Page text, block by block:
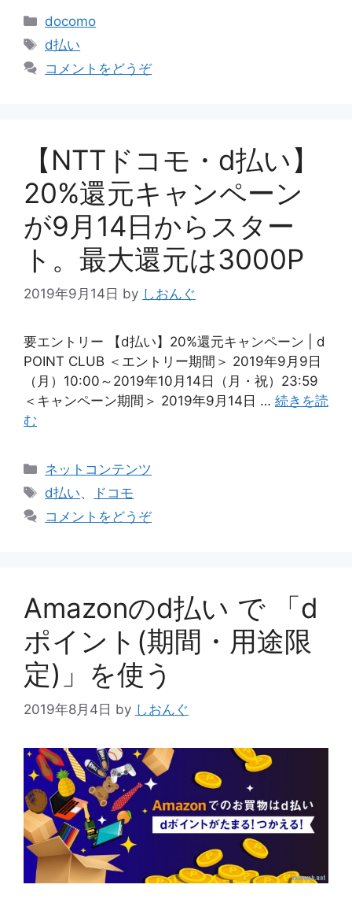
カ
テ
ゴ
リ
docomo
タ
d払い
コメントをどうぞ
【NTTドコモ・d払い】
20%還元キャンペーン
が9月14日からスター
ト。最大還元は3000P
2019年9月14日 by しおんぐ
要エントリー 【d払い】20%還元キャンペーン | d
POINT CLUB ＜エントリー期間＞ 2019年9月9日
（月）10:00～2019年10月14日（月・祝）23:59
＜キャンペーン期間＞ 2019年9月14日 … 続きを読
む
カ
テ
リ
ネットコンテンツ
タ
グ
d払い、
ドコモ
コメントをどうぞ
Amazonのd払い で 「d
ポイント(期間・用途限
定)」を使う
2019年8月4日 by しおんぐ